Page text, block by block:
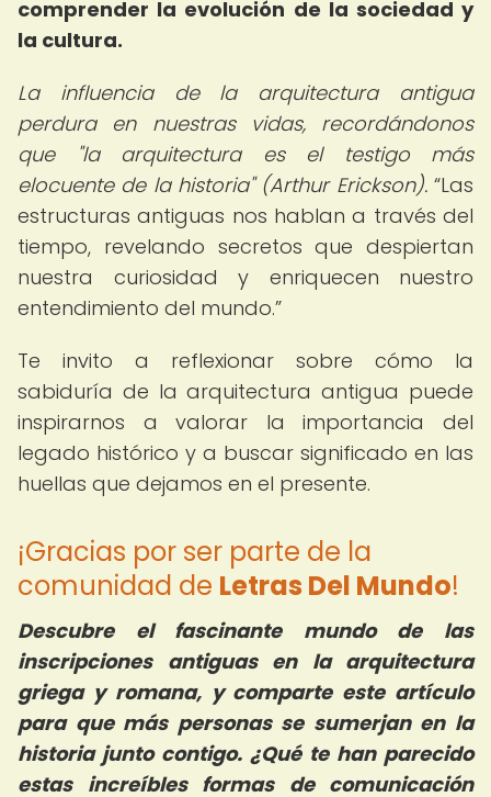
comprender la evolución de la sociedad y
la cultura.
La influencia de la arquitectura antigua
perdura en nuestras vidas, recordándonos
que "la arquitectura es el testigo más
elocuente de la historia" (Arthur Erickson). Las
estructuras antiguas nos hablan a través del
tiempo, revelando secretos que despiertan
nuestra curiosidad y enriquecen nuestro
entendimiento del mundo.
Te invito a reflexionar sobre cómo la
sabiduría de la arquitectura antigua puede
inspirarnos a valorar la importancia del
legado histórico y a buscar significado en las
huellas que dejamos en el presente.
¡Gracias por ser parte de la
comunidad de Letras Del Mundo!
Descubre el fascinante mundo de las
inscripciones antiguas en la arquitectura
griega y romana, y comparte este artículo
para que más personas se sumerjan en la
historia junto contigo. ¿Qué te han parecido
estas increíbles formas de comunicación